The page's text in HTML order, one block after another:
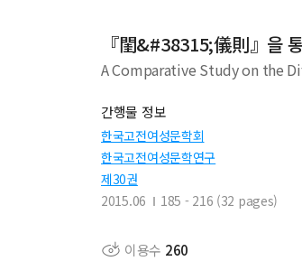
『閨&#38315;儀則』을
A Comparative Study on the
간행물 정보
한국고전여성문학회
한국고전여성문학연구
제30권
2015.06
185 - 216 (32 pages)
이용수 260